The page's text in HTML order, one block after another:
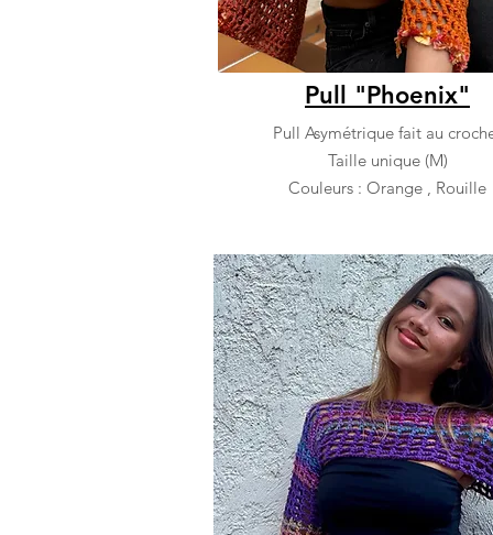
Pull "Phoenix"
Pull Asymétrique fait au
Taille unique (M)
Couleurs : Orange , Rouille